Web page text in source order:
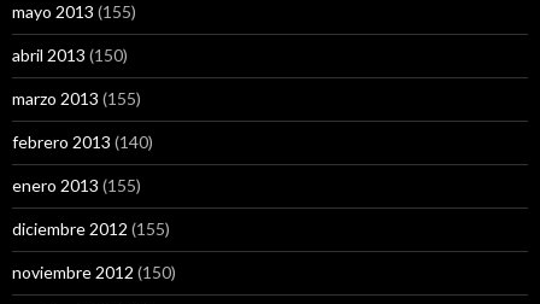
mayo 2013 (155)
abril 2013 (150)
marzo 2013 (155)
febrero 2013 (140)
enero 2013 (155)
diciembre 2012 (155)
noviembre 2012 (150)